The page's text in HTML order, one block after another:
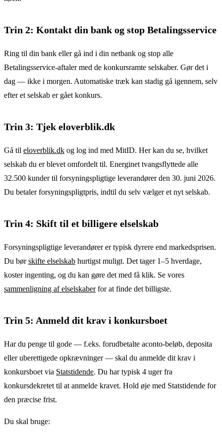
Trin 2: Kontakt din bank og stop Betalingsservice
Ring til din bank eller gå ind i din netbank og stop alle
Betalingsservice-aftaler med de konkursramte selskaber. Gør det i
dag — ikke i morgen. Automatiske træk kan stadig gå igennem, selv
efter et selskab er gået konkurs.
Trin 3: Tjek eloverblik.dk
Gå til eloverblik.dk og log ind med MitID. Her kan du se, hvilket
selskab du er blevet omfordelt til. Energinet tvangsflyttede alle
32.500 kunder til forsyningspligtige leverandører den 30. juni 2026.
Du betaler forsyningspligtpris, indtil du selv vælger et nyt selskab.
Trin 4: Skift til et billigere elselskab
Forsyningspligtige leverandører er typisk dyrere end markedsprisen.
Du børskifte elselskab hurtigst muligt. Det tager 1–5 hverdage,
koster ingenting, og du kan gøre det med få klik. Se vores
sammenligning af elselskaberfor at finde det billigste.
Trin 5: Anmeld dit krav i konkursboet
Har du penge til gode — f.eks. forudbetalte aconto-beløb, deposita
eller uberettigede opkrævninger — skal du anmelde dit krav i
konkursboet via Statstidende. Du har typisk 4 uger fra
konkursdekretet til at anmelde kravet. Hold øje med Statstidende for
den præcise frist.
Du skal bruge: